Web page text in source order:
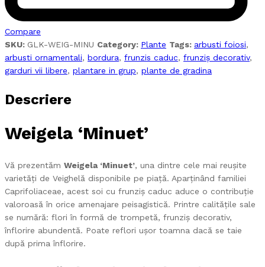
Compare
SKU: GLK-WEIG-MINU Category: Plante Tags: arbusti foiosi,
arbusti ornamentali, bordura, frunzis caduc, frunziș decorativ,
garduri vii libere, plantare in grup, plante de gradina
Descriere
Weigela ‘Minuet’
Vă prezentăm Weigela ‘Minuet’, una dintre cele mai reușite
varietăți de Veighelă disponibile pe piață. Aparținând familiei
Caprifoliaceae, acest soi cu frunziș caduc aduce o contribuție
valoroasă în orice amenajare peisagistică. Printre calitățile sale
se numără: flori în formă de trompetă, frunziș decorativ,
înflorire abundentă. Poate reflori ușor toamna dacă se taie
după prima înflorire.